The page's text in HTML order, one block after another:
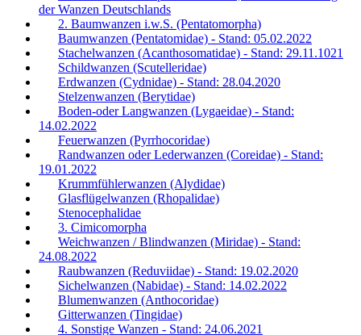
der Wanzen Deutschlands
2. Baumwanzen i.w.S. (Pentatomorpha)
Baumwanzen (Pentatomidae) - Stand: 05.02.2022
Stachelwanzen (Acanthosomatidae) - Stand: 29.11.1021
Schildwanzen (Scutelleridae)
Erdwanzen (Cydnidae) - Stand: 28.04.2020
Stelzenwanzen (Berytidae)
Boden-oder Langwanzen (Lygaeidae) - Stand:
14.02.2022
Feuerwanzen (Pyrrhocoridae)
Randwanzen oder Lederwanzen (Coreidae) - Stand:
19.01.2022
Krummfühlerwanzen (Alydidae)
Glasflügelwanzen (Rhopalidae)
Stenocephalidae
3. Cimicomorpha
Weichwanzen / Blindwanzen (Miridae) - Stand:
24.08.2022
Raubwanzen (Reduviidae) - Stand: 19.02.2020
Sichelwanzen (Nabidae) - Stand: 14.02.2022
Blumenwanzen (Anthocoridae)
Gitterwanzen (Tingidae)
4. Sonstige Wanzen - Stand: 24.06.2021